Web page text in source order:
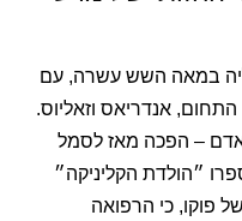
במאה השש עשרה, עם
אנדריאס וזאליוס.
– הפכה מאז לסמל
״הולדת הקליניקה״
פוקו, כי הרפואה